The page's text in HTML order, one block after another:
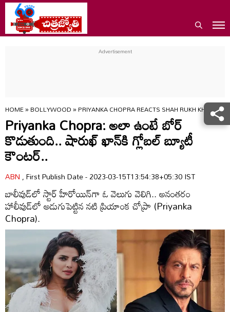
HOME»BOLLYWOOD»PRIYANKA CHOPRA REACTS SHAH RUKH KHAN
Priyanka Chopra: అలా ఉంటే బోర్
కొడుతుంది.. షారుఖ్‌ ఖాన్‌కి గ్లోబల్ బ్యూటీ
కౌంటర్..
ABN, First Publish Date - 2023-03-15T13:54:38+05:30 IST
బాలీవుడ్‌లో స్టార్ హీరోయిన్‌గా ఓ వెలుగు వెలిగి.. అనంతరం
హాలీవుడ్‌లో అడుగుపెట్టిన నటి ప్రియాంక చోప్రా (Priyanka
Chopra).